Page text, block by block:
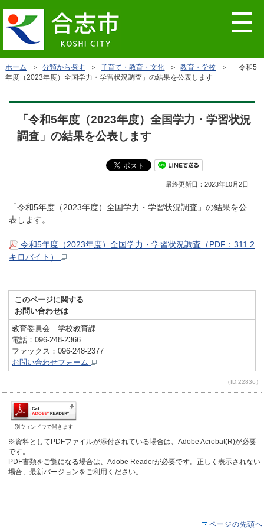
ホーム ＞分類から探す ＞子育て・教育・文化 ＞教育・学校 ＞ 「令和5
年度（2023年度）全国学力・学習状況調査」の結果を公表します
「令和5年度（2023年度）全国学力・学習状況
調査」の結果を公表します
最終更新日：2023年10月2日
「令和5年度（2023年度）全国学力・学習状況調査」の結果を公
表します。
令和5年度（2023年度）全国学力・学習状況調査（PDF：311.2
キロバイト）
このページに関する
お問い合わせは
教育委員会 学校教育課
電話：096-248-2366
ファックス：096-248-2377
お問い合わせフォーム
（ID:22836）
別ウィンドウで開きます
※資料としてPDFファイルが添付されている場合は、Adobe Acrobat(R)が必要
です。
PDF書類をご覧になる場合は、Adobe Readerが必要です。正しく表示されない
場合、最新バージョンをご利用ください。
ページの先頭へ